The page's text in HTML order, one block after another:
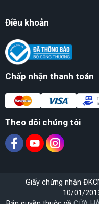
Điều khoản
Chấp nhận thanh toán
Theo dõi chúng tôi
Giấy chứng nhận
10/01/